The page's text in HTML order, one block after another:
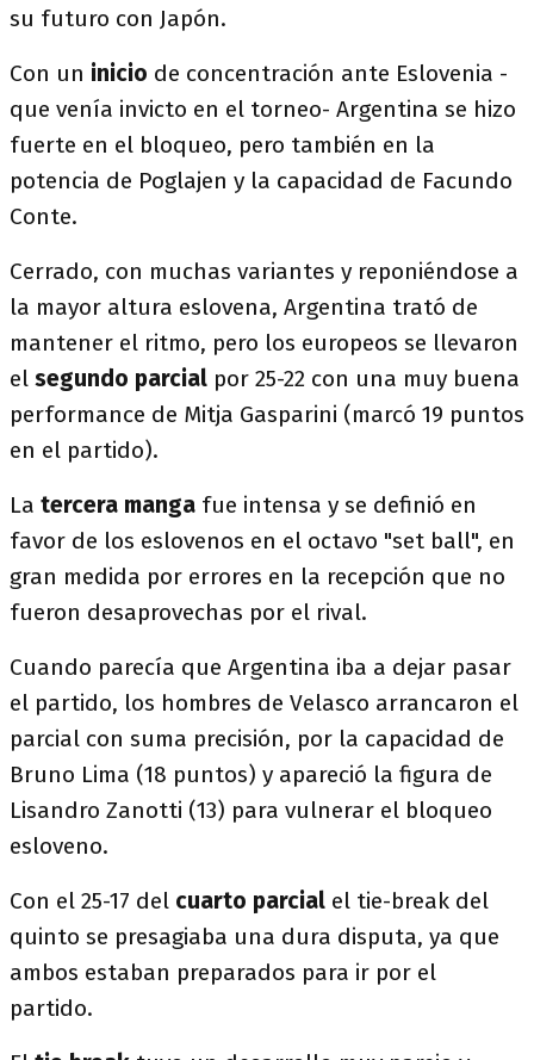
su futuro con Japón.
Con un inicio de concentración ante Eslovenia -
que venía invicto en el torneo- Argentina se hizo
fuerte en el bloqueo, pero también en la
potencia de Poglajen y la capacidad de Facundo
Conte.
Cerrado, con muchas variantes y reponiéndose a
la mayor altura eslovena, Argentina trató de
mantener el ritmo, pero los europeos se llevaron
el segundo parcial por 25-22 con una muy buena
performance de Mitja Gasparini (marcó 19 puntos
en el partido).
La tercera manga fue intensa y se definió en
favor de los eslovenos en el octavo "set ball", en
gran medida por errores en la recepción que no
fueron desaprovechas por el rival.
Cuando parecía que Argentina iba a dejar pasar
el partido, los hombres de Velasco arrancaron el
parcial con suma precisión, por la capacidad de
Bruno Lima (18 puntos) y apareció la figura de
Lisandro Zanotti (13) para vulnerar el bloqueo
esloveno.
Con el 25-17 del cuarto parcial el tie-break del
quinto se presagiaba una dura disputa, ya que
ambos estaban preparados para ir por el
partido.